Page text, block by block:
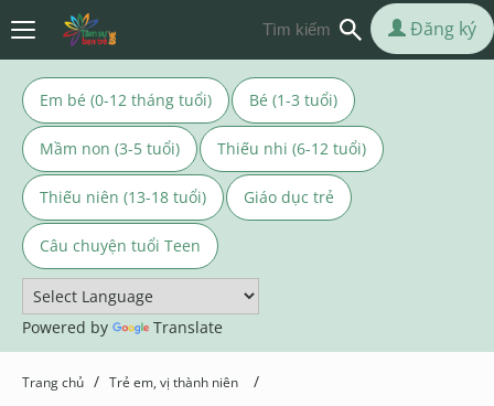
Em bé (0-12 tháng tuổi) Bé (1-3 tuổi)
Mầm non (3-5 tuổi) Thiếu nhi (6-12 tuổi)
Thiếu niên (13-18 tuổi) Giáo dục trẻ
Câu chuyện tuổi Teen
Powered by Translate
Đăng ký
Trang chủ / Trẻ em, vị thành niên /